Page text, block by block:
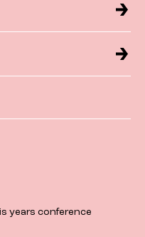
years conference